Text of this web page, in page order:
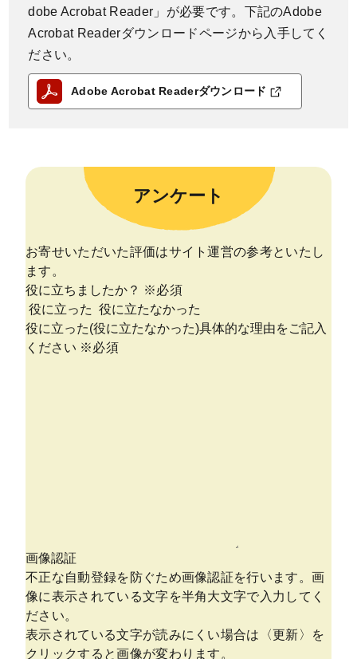
dobe Acrobat Reader」が必要です。下記のAdobe
Acrobat Readerダウンロードページから入手してく
ださい。
Adobe Acrobat Readerダウンロード
アンケート